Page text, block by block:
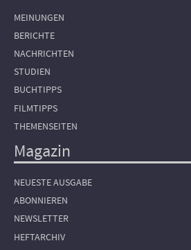
MEINUNGEN
BERICHTE
NACHRICHTEN
STUDIEN
BUCHTIPPS
FILMTIPPS
THEMENSEITEN
Magazin
NEUESTE AUSGABE
ABONNIEREN
NEWSLETTER
HEFTARCHIV